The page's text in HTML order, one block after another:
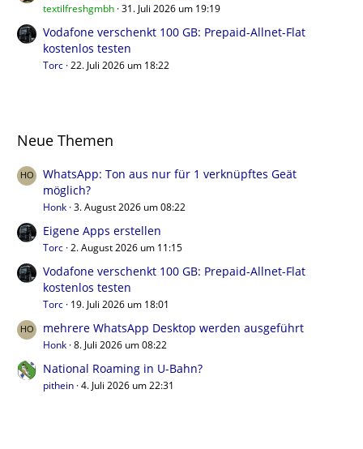
textilfreshgmbh 31. Juli 2026 um 19:19
Vodafone verschenkt 100 GB: Prepaid-Allnet-Flat
kostenlos testen
Torc 22. Juli 2026 um 18:22
Neue Themen
WhatsApp: Ton aus nur für 1 verknüpftes Geät
möglich?
Honk 3. August 2026 um 08:22
Eigene Apps erstellen
Torc 2. August 2026 um 11:15
Vodafone verschenkt 100 GB: Prepaid-Allnet-Flat
kostenlos testen
Torc 19. Juli 2026 um 18:01
mehrere WhatsApp Desktop werden ausgeführt
Honk 8. Juli 2026 um 08:22
National Roaming in U-Bahn?
pithein 4. Juli 2026 um 22:31